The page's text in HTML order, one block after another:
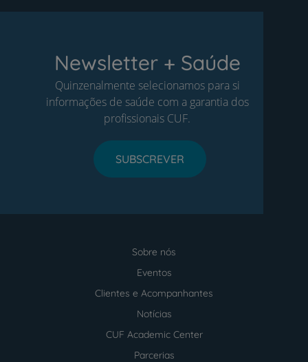
Newsletter + Saúde
Quinzenalmente selecionamos para si
informações de saúde com a garantia dos
profissionais CUF.
SUBSCREVER
Sobre nós
Eventos
Clientes e Acompanhantes
Notícias
CUF Academic Center
Parcerias